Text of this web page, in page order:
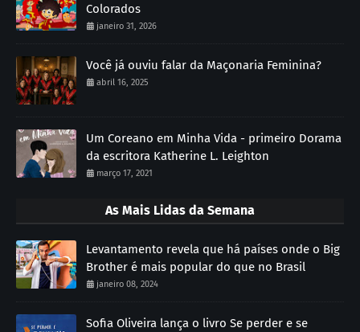
Colorados
janeiro 31, 2026
Você já ouviu falar da Maçonaria Feminina?
abril 16, 2025
Um Coreano em Minha Vida - primeiro Dorama
da escritora Katherine L. Leighton
março 17, 2021
As Mais Lidas da Semana
Levantamento revela que há países onde o Big
Brother é mais popular do que no Brasil
janeiro 08, 2024
Sofia Oliveira lança o livro Se perder e se